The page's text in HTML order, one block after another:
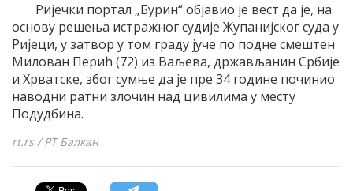
Ријечки портал „Бурин“ објавио је вест да је, на
основу решења истражног судије Жупанијског суда у
Ријеци, у затвор у том граду јуче по подне смештен
Милован Перић (72) из Ваљева, држављанин Србије
и Хрватске, због сумње да је пре 34 године починио
наводни ратни злочин над цивилима у месту
Подудбина.
rt.rs / РТ Балкан